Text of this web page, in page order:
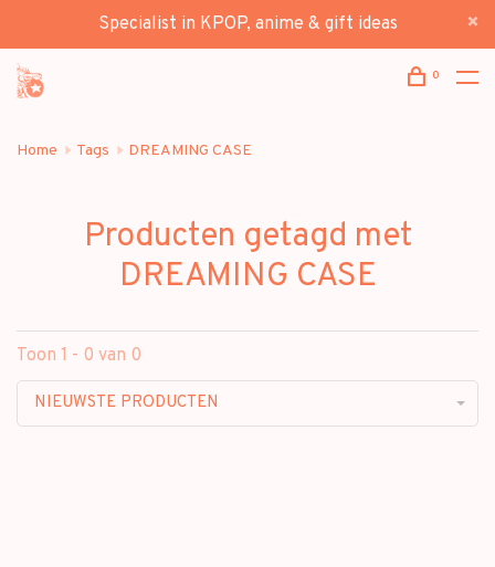
Specialist in KPOP, anime & gift ideas
0
Home Tags DREAMING CASE
Producten getagd met
DREAMING CASE
Toon 1 - 0 van 0
NIEUWSTE PRODUCTEN